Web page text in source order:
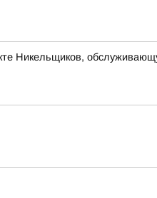
Никельщиков,